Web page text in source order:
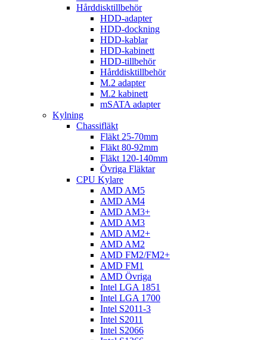
Hårddisktillbehör
HDD-adapter
HDD-dockning
HDD-kablar
HDD-kabinett
HDD-tillbehör
Hårddisktillbehör
M.2 adapter
M.2 kabinett
mSATA adapter
Kylning
Chassifläkt
Fläkt 25-70mm
Fläkt 80-92mm
Fläkt 120-140mm
Övriga Fläktar
CPU Kylare
AMD AM5
AMD AM4
AMD AM3+
AMD AM3
AMD AM2+
AMD AM2
AMD FM2/FM2+
AMD FM1
AMD Övriga
Intel LGA 1851
Intel LGA 1700
Intel S2011-3
Intel S2011
Intel S2066